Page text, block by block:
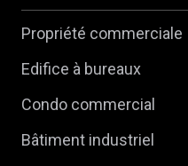
Propriété commerciale
Edifice à bureaux
Condo commercial
Bâtiment industriel